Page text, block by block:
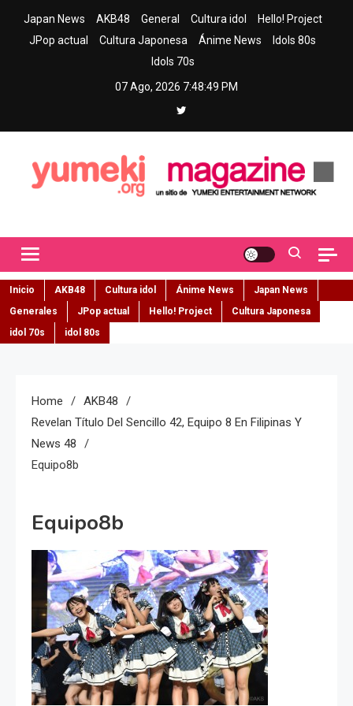
Japan News AKB48 General Cultura idol
Hello! Project
JPop actual
Cultura Japonesa Ánime News
Idols 80s
Idols 70s
07 Ago, 2026 7:48:50 PM
Inicio AKB48 Cultura idol Ánime News
Japan News
Generales
JPop actual Hello! Project
Cultura Japonesa
idol 70s
idol 80s
Home
AKB48
Revelan Título Del Sencillo 42, Equipo 8 En Filipinas Y
News 48
Equipo8b
Equipo8b